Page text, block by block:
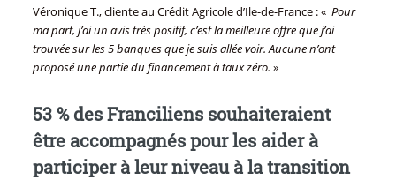
Véronique T., cliente au Crédit Agricole d’Ile-de-France : « Pour
ma part, j’ai un avis très positif, c’est la meilleure offre que j’ai
trouvée sur les 5 banques que je suis allée voir. Aucune n’ont
proposé une partie du financement à taux zéro. »
53 % des Franciliens souhaiteraient
être accompagnés pour les aider à
participer à leur niveau à la transition